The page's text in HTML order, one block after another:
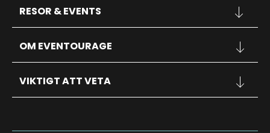
RESOR & EVENTS
SPORT
KONSERTER
INSPIRATION
OM EVENTOURAGE
KONTAKT
FAQ
VIKTIGT ATT VETA